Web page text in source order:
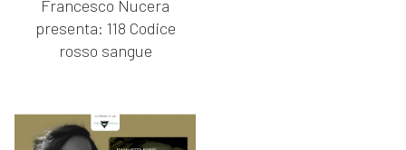
Francesco Nucera
presenta: 118 Codice
rosso sangue